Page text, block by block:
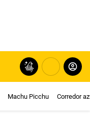
Machu Picchu Corredor